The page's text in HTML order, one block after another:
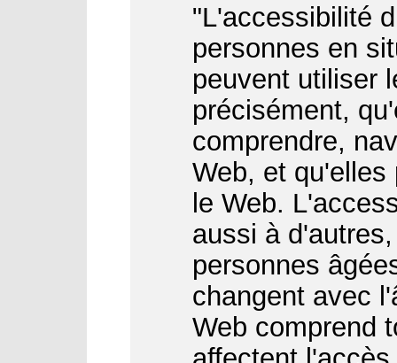
"L'accessibilité
personnes en
peuvent utiliser
précisément,
comprendre,
Web, et qu'elles
le Web.
aussi à
personnes
changent avec
Web comprend